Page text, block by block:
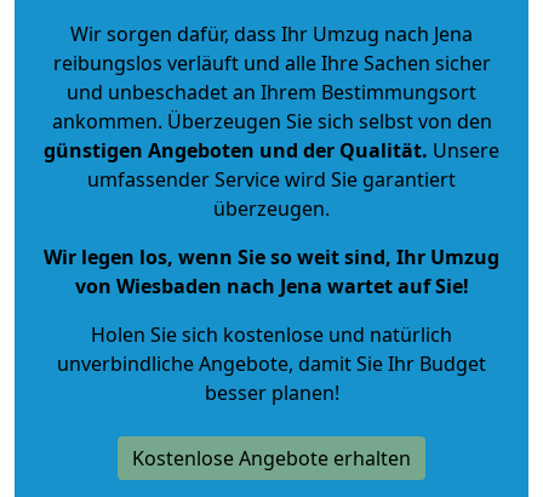
Wir sorgen dafür, dass Ihr Umzug nach Jena
reibungslos verläuft und alle Ihre Sachen sicher
und unbeschadet an Ihrem Bestimmungsort
ankommen. Überzeugen Sie sich selbst von den
günstigen Angeboten und der Qualität. Unsere
umfassender Service wird Sie garantiert
überzeugen.
Wir legen los, wenn Sie so weit sind, Ihr Umzug
von Wiesbaden nach Jena wartet auf Sie!
Holen Sie sich kostenlose und natürlich
unverbindliche Angebote, damit Sie Ihr Budget
besser planen!
Kostenlose Angebote erhalten